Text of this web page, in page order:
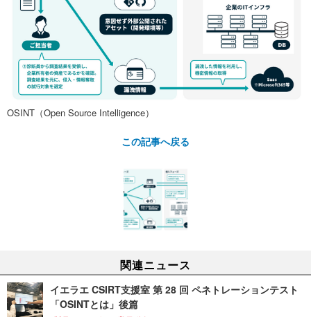
OSINT（Open Source Intelligence）
この記事へ戻る
関連ニュース
イエラエ CSIRT支援室 第 28 回 ペネトレーションテスト
「OSINTとは」後篇